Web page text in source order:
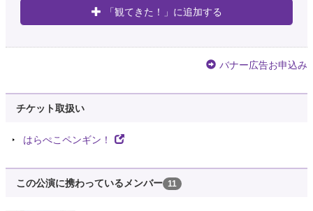
「観てきた！」に追加する
バナー広告お申込み
チケット取扱い
はらぺこペンギン！
この公演に携わっているメンバー 11